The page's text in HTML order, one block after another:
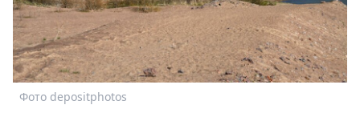
Фото depositphotos